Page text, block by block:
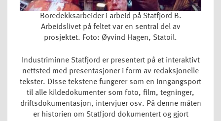
Boredekksarbeider i arbeid på Statfjord B.
Arbeidslivet på feltet var en sentral del av
prosjektet. Foto: Øyvind Hagen, Statoil.
Industriminne Statfjord er presentert på et interaktivt
nettsted med presentasjoner i form av redaksjonelle
tekster. Disse tekstene fungerer som en inngangsport
til alle kildedokumenter som foto, film, tegninger,
driftsdokumentasjon, intervjuer osv. På denne måten
er historien om Statfjord dokumentert og gjort